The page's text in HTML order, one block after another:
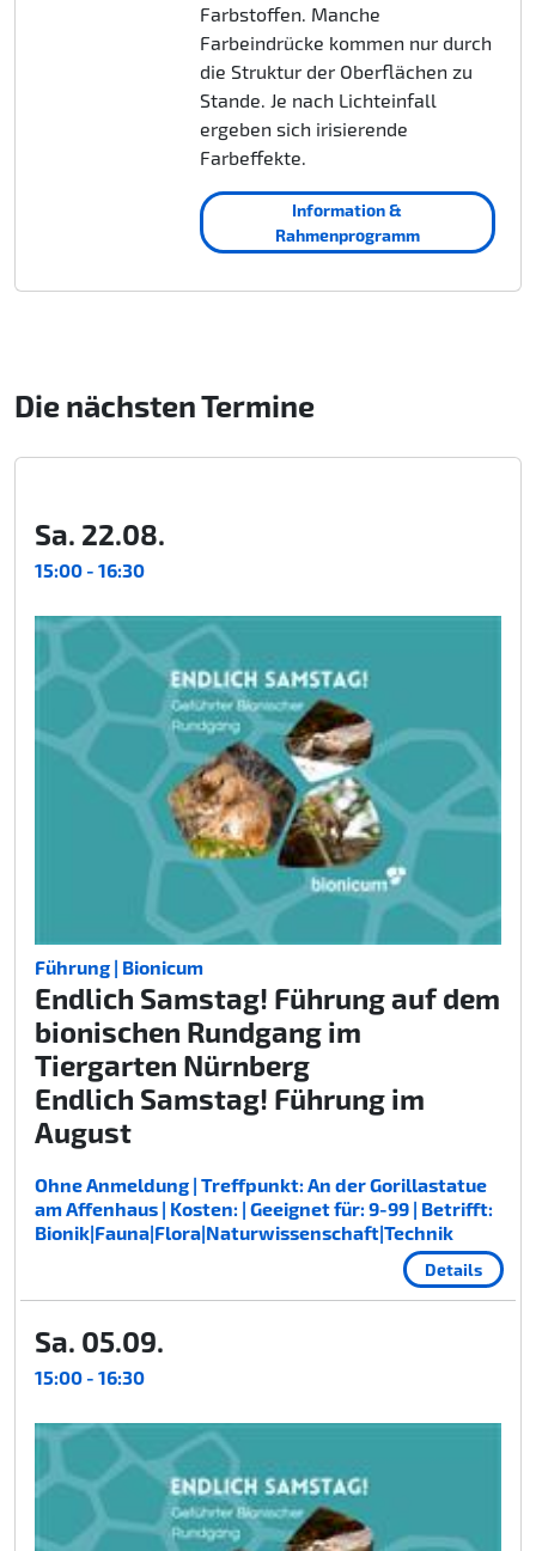
Farbstoffen. Manche
Farbeindrücke kommen nur durch
die Struktur der Oberflächen zu
Stande. Je nach Lichteinfall
ergeben sich irisierende
Farbeffekte.
Information &
Rahmenprogramm
Die nächsten Termine
Sa. 22.08.
15:00 - 16:30
Führung | Bionicum
Endlich Samstag! Führung auf dem
bionischen Rundgang im
Tiergarten Nürnberg
Endlich Samstag! Führung im
August
Ohne Anmeldung | Treffpunkt: An der Gorillastatue
am Affenhaus | Kosten: | Geeignet für: 9-99 | Betrifft:
Bionik|Fauna|Flora|Naturwissenschaft|Technik
Details
Sa. 05.09.
15:00 - 16:30